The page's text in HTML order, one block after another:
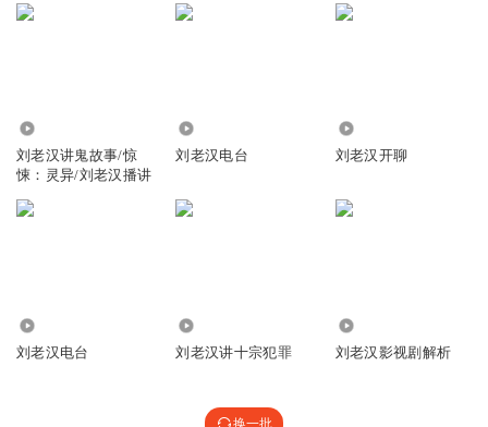
刘老汉讲鬼故事/惊
悚：灵异/刘老汉播讲
刘老汉电台 刘老汉开聊
刘老汉电台 刘老汉讲十宗犯罪 刘老汉影视剧解析
换一批